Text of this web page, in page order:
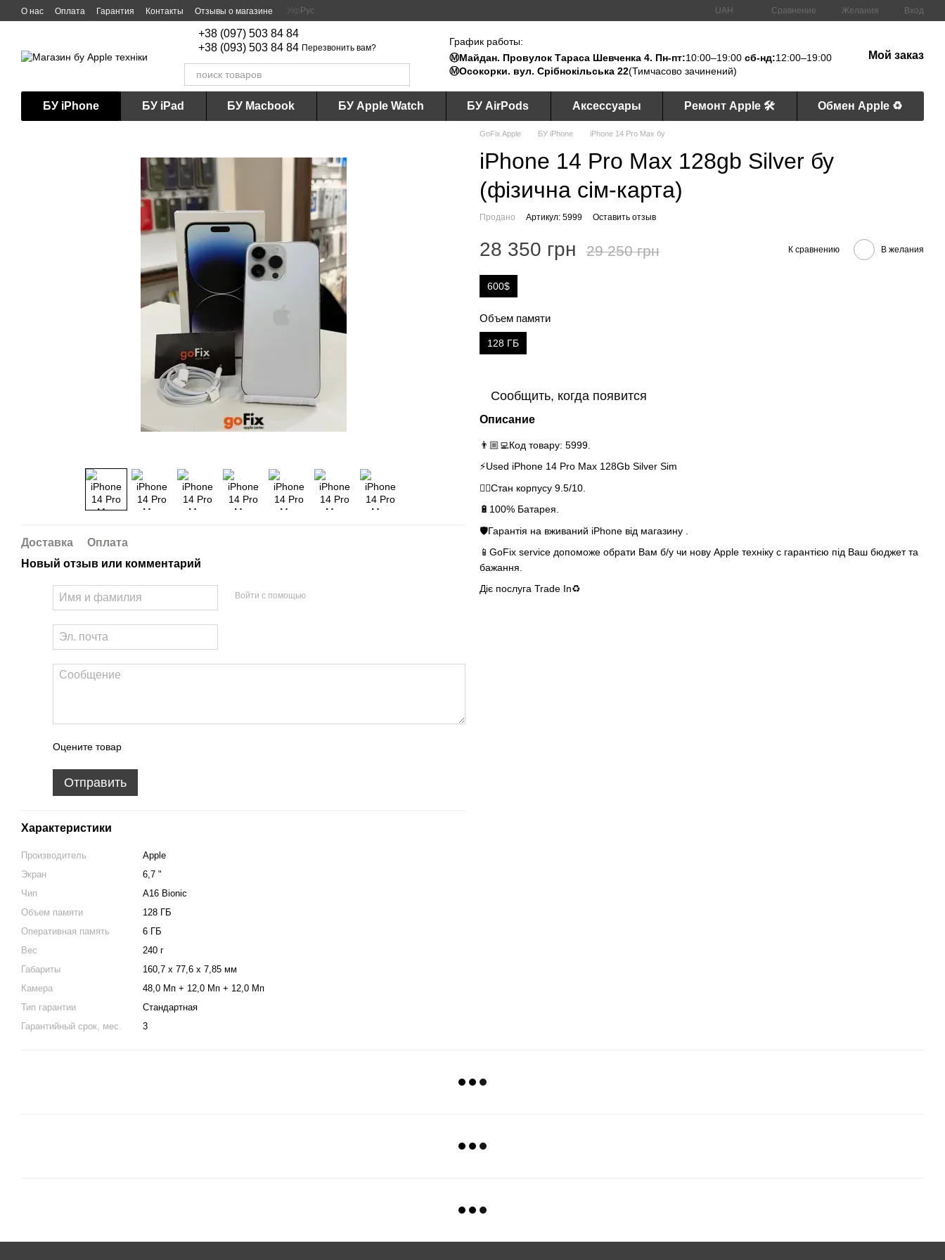
Перейти к основному контенту
О нас Оплата Гарантия Контакты Отзывы о магазине Укр Рус UAH Сравнение Желания Вход
+38 (097) 503 84 84
+38 (093) 503 84 84 Перезвонить вам?
График работы:
Ⓜ️Майдан. Провулок Тараса Шевченка 4. Пн-пт:10:00–19:00сб-нд:12:00–19:00
Ⓜ️Осокорки. вул. Срібнокільська 22(Тимчасово зачинений)
Мой заказ
БУ iPhone БУ iPad БУ Macbook БУ Apple Watch БУ AirPods Аксессуары Ремонт Apple 🛠 Обмен Apple ♻️
Доставка
Оплата
Новый отзыв или комментарий
Войти с помощью
Оцените товар
Отправить
Характеристики
Производитель
Apple
Экран
6,7 "
Чип
A16 Bionic
Объем памяти
128 ГБ
Оперативная память
6 ГБ
Вес
240 г
Габариты
160,7 х 77,6 х 7,85 мм
Камера
48,0 Мп + 12,0 Мп + 12,0 Мп
Тип гарантии
Стандартная
Гарантийный срок, мес.
3
GoFix Apple БУ iPhone iPhone 14 Pro Max бу
iPhone 14 Pro Max 128gb Silver бу
(фізична сім-карта)
Продано Артикул: 5999 Оставить отзыв
28 350 грн 29 250 грн К сравнению В желания
600$
Объем памяти
128 ГБ
Сообщить, когда появится
Описание
👨🏼‍💻Код товару: 5999.
⚡️Used iPhone 14 Pro Max 128Gb Silver Sim
👌🏻Стан корпусу 9.5/10.
🔋100% Батарея.
🛡Гарантія на вживаний iPhone від магазину .
📱GoFix service допоможе обрати Вам б/у чи нову Apple техніку с гарантією під Ваш бюджет та
бажання.
Діє послуга Trade In♻️